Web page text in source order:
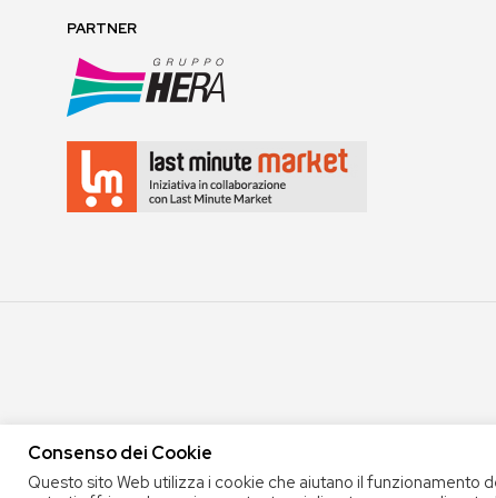
PARTNER
COPYRIGHT 2020 COOP. SOC. OFFICINA 68 |PRIVACY POLICY|TERMINI E
Consenso dei Cookie
Questo sito Web utilizza i cookie che aiutano il funzionamento